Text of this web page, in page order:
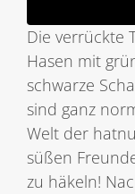
Die verrückte
Hasen mit
schwarze
sind ganz
Welt der
süßen
zu häkeln!